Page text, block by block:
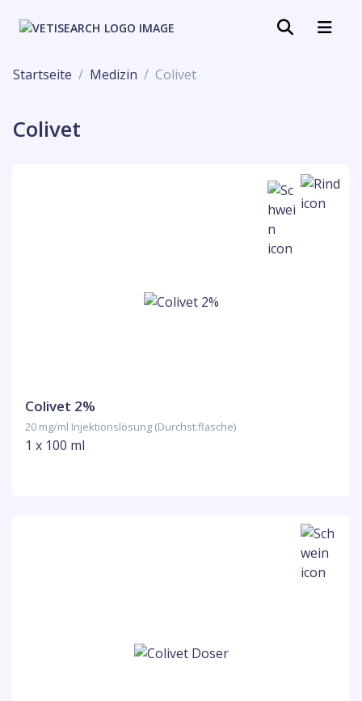
Startseite Medizin Colivet
Colivet
Colivet 2%
20 mg/ml Injektionslösung (Durchst.flasche)
1 x 100 ml